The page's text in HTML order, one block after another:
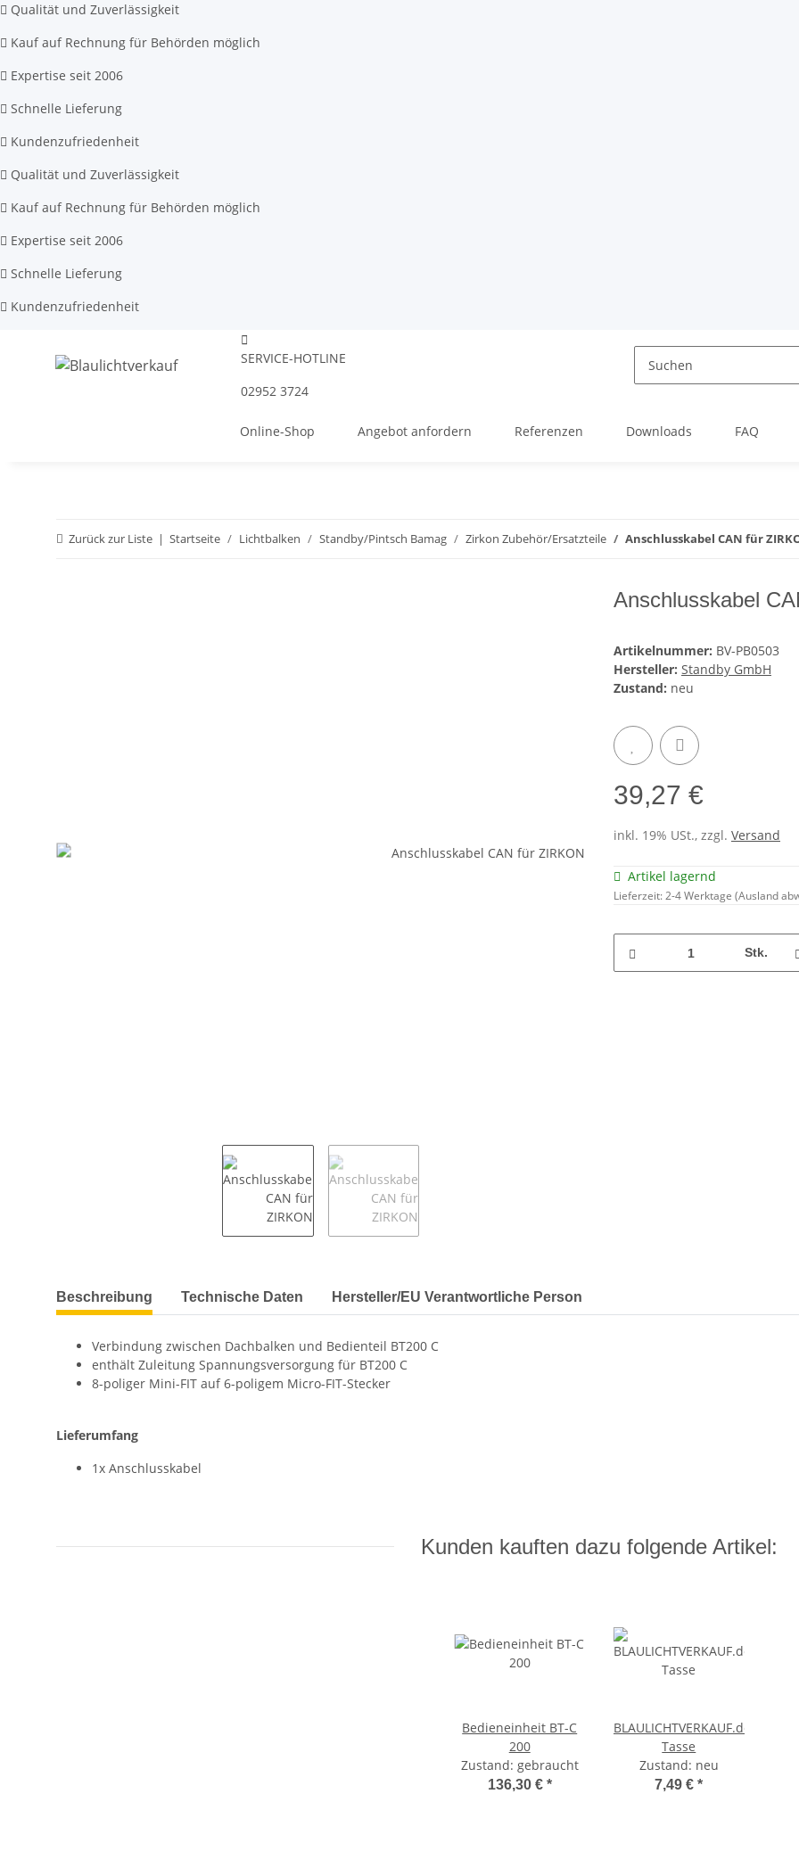
Qualität und Zuverlässigkeit
Kauf auf Rechnung für Behörden möglich
Expertise seit 2006
Schnelle Lieferung
Kundenzufriedenheit
Qualität und Zuverlässigkeit
Kauf auf Rechnung für Behörden möglich
Expertise seit 2006
Schnelle Lieferung
Kundenzufriedenheit
SERVICE-HOTLINE
02952 3724
Online-Shop Angebot anfordern Referenzen Downloads FAQ
Zurück zur Liste Startseite Lichtbalken Standby/Pintsch Bamag Zirkon Zubehör/Ersatzteile Anschlusskabel CAN für
Anschlusskabel
Artikelnummer: BV-PB0503
Hersteller: Standby GmbH
Zustand: neu
39,27 €
inkl. 19% USt., zzgl. Versand
Artikel lagernd
Lieferzeit:2-4 Werktage (Ausland
Stk.
Beschreibung Technische Daten Hersteller/EU Verantwortliche Person
Verbindung zwischen Dachbalken und Bedienteil BT200 C
enthält Zuleitung Spannungsversorgung für BT200 C
8-poliger Mini-FIT auf 6-poligem Micro-FIT-Stecker
Lieferumfang
1x Anschlusskabel
Kunden kauften dazu folgende Artikel:
Bedieneinheit BT-C
200
Zustand: gebraucht
136,30 € *
BLAULICHTVERKAUF.de-
Tasse
Zustand: neu
7,49 €*